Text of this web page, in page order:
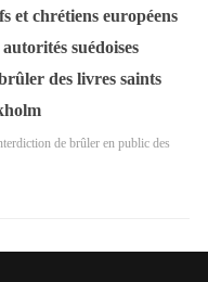
et chrétiens européens
suédoises
des livres saints
de brûler en public des